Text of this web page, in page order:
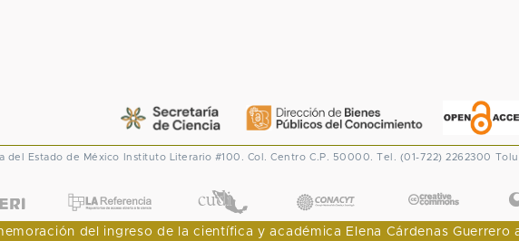
del Estado de México Instituto Literario #100. Col. Centro C.P. 50000. Tel. (01-722) 2262300
del ingreso de la científica y académica Elena Cárdenas